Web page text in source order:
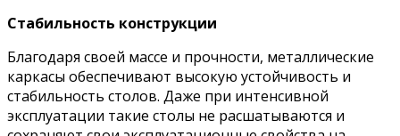
Стабильность конструкции
Благодаря своей массе и прочности, металлические
каркасы обеспечивают высокую устойчивость и
стабильность столов. Даже при интенсивной
эксплуатации такие столы не расшатываются и